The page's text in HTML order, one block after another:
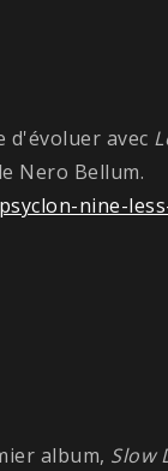
d'évoluer avec
Nero Bellum.
nine-
album, Slow